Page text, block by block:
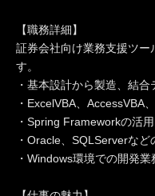
【職務詳細】
証券会社向け業務支援ツー
す。
・基本設計から製造、結
・ExcelVBA、AccessVBA
・Spring Frameworkの活用
・Oracle、SQLServerな
・Windows環境での開発業